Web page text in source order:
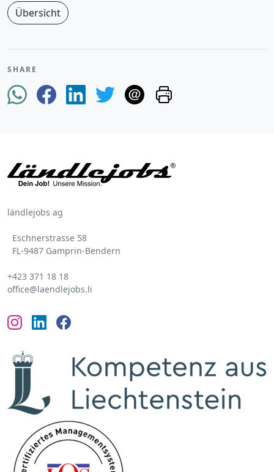
SHARE
Übersicht
ländlejobs ag
Eschnerstrasse 58
FL-9487 Gamprin-Bendern
+423 371 18 18
office@laendlejobs.li